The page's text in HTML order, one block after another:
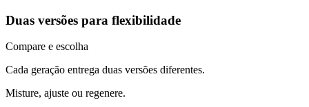
Duas versões para flexibilidade
Compare e escolha
Cada geração entrega duas versões diferentes.
Misture, ajuste ou regenere.